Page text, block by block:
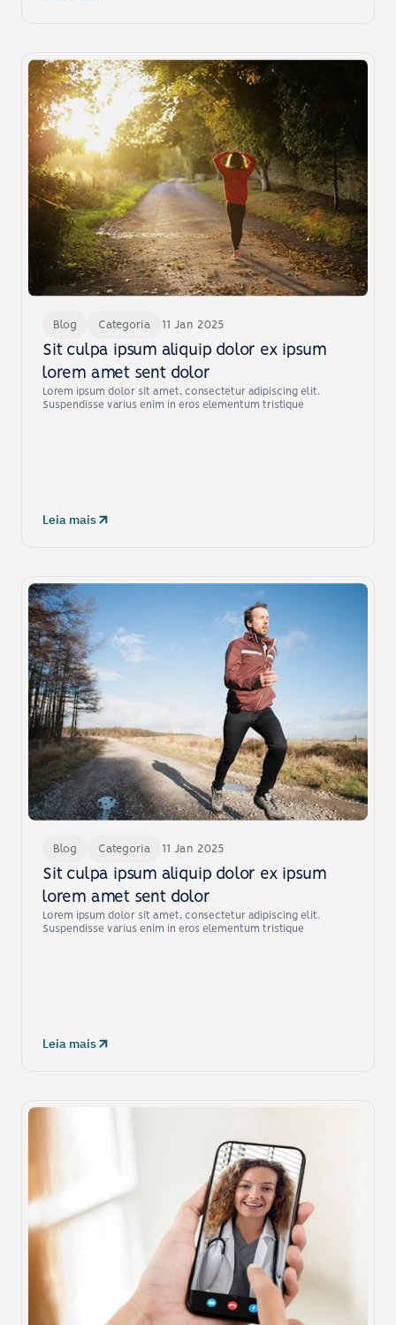
Blog Categoria 11 Jan 2025
Sit culpa ipsum aliquip dolor ex ipsum
lorem amet sent dolor
Lorem ipsum dolor sit amet, consectetur adipiscing elit.
Suspendisse varius enim in eros elementum tristique
Leia mais
Blog Categoria 11 Jan 2025
Sit culpa ipsum aliquip dolor ex ipsum
lorem amet sent dolor
Lorem ipsum dolor sit amet, consectetur adipiscing elit.
Suspendisse varius enim in eros elementum tristique
Leia mais